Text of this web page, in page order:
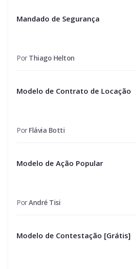
Mandado de Segurança
Por Thiago Helton
Modelo de Contrato de Locação
Por Flávia Botti
Modelo de Ação Popular
PorAndré Tisi
Modelo de Contestação [Grátis]